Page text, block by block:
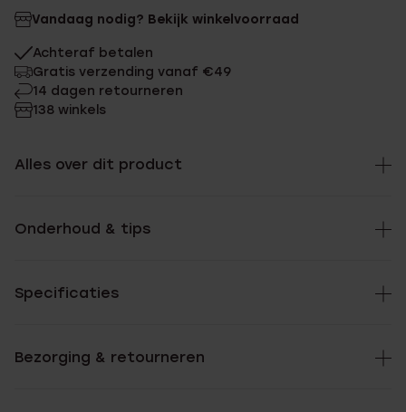
Vandaag nodig? Bekijk winkelvoorraad
Achteraf betalen
Gratis verzending vanaf €49
14 dagen retourneren
138 winkels
Alles over dit product
Onderhoud & tips
Specificaties
Bezorging & retourneren